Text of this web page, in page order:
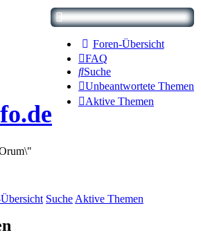
Foren-Übersicht
FAQ
Suche
Unbeantwortete Themen
Aktive Themen
Suche Aktive Themen